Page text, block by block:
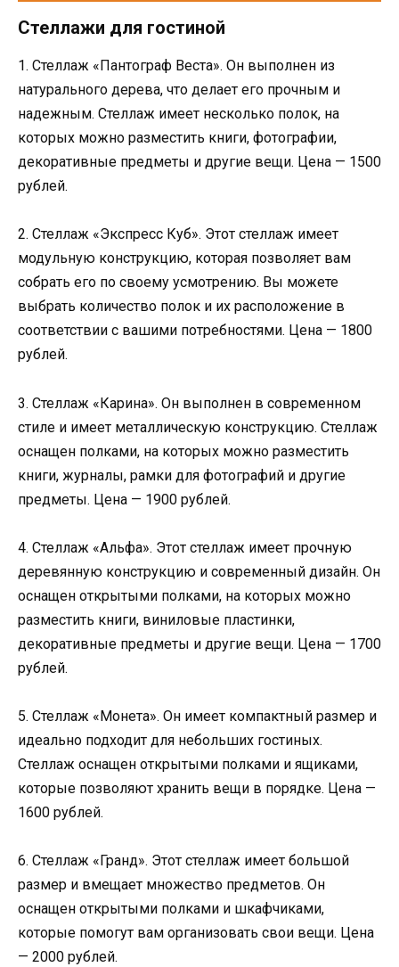
Стеллажи для гостиной
1. Стеллаж «Пантограф Веста». Он выполнен из
натурального дерева, что делает его прочным и
надежным. Стеллаж имеет несколько полок, на
которых можно разместить книги, фотографии,
декоративные предметы и другие вещи. Цена — 1500
рублей.
2. Стеллаж «Экспресс Куб». Этот стеллаж имеет
модульную конструкцию, которая позволяет вам
собрать его по своему усмотрению. Вы можете
выбрать количество полок и их расположение в
соответствии с вашими потребностями. Цена — 1800
рублей.
3. Стеллаж «Карина». Он выполнен в современном
стиле и имеет металлическую конструкцию. Стеллаж
оснащен полками, на которых можно разместить
книги, журналы, рамки для фотографий и другие
предметы. Цена — 1900 рублей.
4. Стеллаж «Альфа». Этот стеллаж имеет прочную
деревянную конструкцию и современный дизайн. Он
оснащен открытыми полками, на которых можно
разместить книги, виниловые пластинки,
декоративные предметы и другие вещи. Цена — 1700
рублей.
5. Стеллаж «Монета». Он имеет компактный размер и
идеально подходит для небольших гостиных.
Стеллаж оснащен открытыми полками и ящиками,
которые позволяют хранить вещи в порядке. Цена —
1600 рублей.
6. Стеллаж «Гранд». Этот стеллаж имеет большой
размер и вмещает множество предметов. Он
оснащен открытыми полками и шкафчиками,
которые помогут вам организовать свои вещи. Цена
— 2000 рублей.